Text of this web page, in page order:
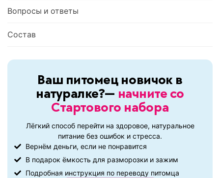
Вопросы и ответы
Состав
Ваш питомец новичок в
натуралке?— начните со
Стартового набора
Лёгкий способ перейти на здоровое, натуральное
питание без ошибок и стресса.
Вернём деньги, если не понравится
В подарок ёмкость для разморозки и зажим
Подробная инструкция по переводу питомца